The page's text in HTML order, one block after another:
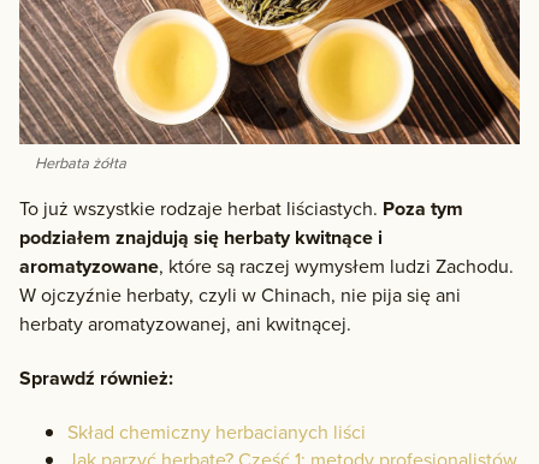
Herbata żółta
To już wszystkie rodzaje herbat liściastych. Poza tym
podziałem znajdują się herbaty kwitnące i
aromatyzowane, które są raczej wymysłem ludzi Zachodu.
W ojczyźnie herbaty, czyli w Chinach, nie pija się ani
herbaty aromatyzowanej, ani kwitnącej.
Sprawdź również:
Skład chemiczny herbacianych liści